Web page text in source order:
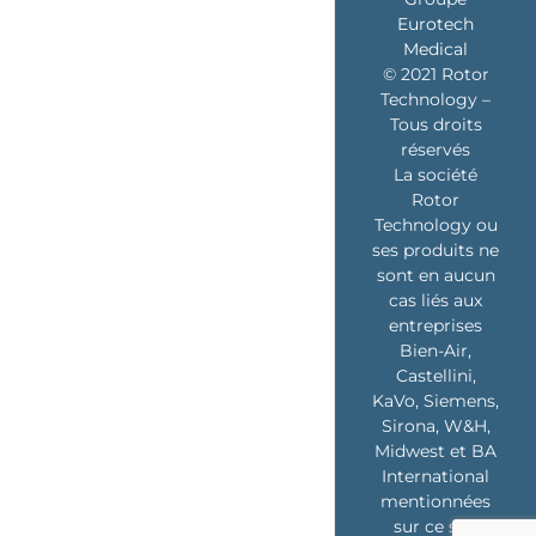
Eurotech
Medical
© 2021 Rotor
Technology –
Tous droits
réservés
La société
Rotor
Technology ou
ses produits ne
sont en aucun
cas liés aux
entreprises
Bien-Air,
Castellini,
KaVo, Siemens,
Sirona, W&H,
Midwest et BA
International
mentionnées
sur ce site